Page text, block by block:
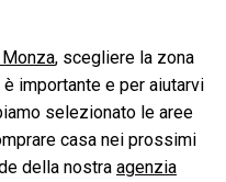
, scegliere la zona
importante e per aiutarvi
selezionato le aree
casa nei prossimi
della nostra agenzia